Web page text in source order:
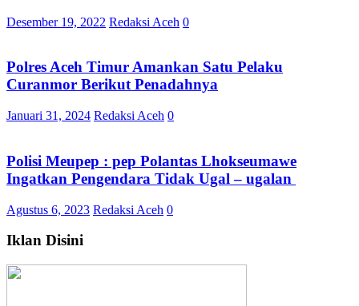
Desember 19, 2022 Redaksi Aceh 0
Polres Aceh Timur Amankan Satu Pelaku
Curanmor Berikut Penadahnya
Januari 31, 2024 Redaksi Aceh 0
Polisi Meupep : pep Polantas Lhokseumawe
Ingatkan Pengendara Tidak Ugal – ugalan
Agustus 6, 2023 Redaksi Aceh 0
Iklan Disini